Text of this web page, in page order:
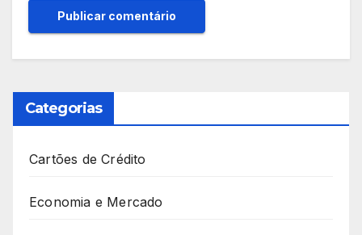
Categorias
Cartões de Crédito
Economia e Mercado